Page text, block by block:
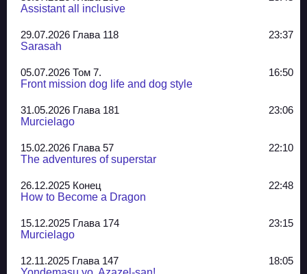
Assistant all inclusive
29.07.2026 Глава 118
23:37
Sarasah
05.07.2026 Том 7.
16:50
Front mission dog life and dog style
31.05.2026 Глава 181
23:06
Murcielago
15.02.2026 Глава 57
22:10
The adventures of superstar
26.12.2025 Конец
22:48
How to Become a Dragon
15.12.2025 Глава 174
23:15
Murcielago
12.11.2025 Глава 147
18:05